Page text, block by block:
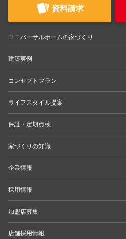
資料請求
ユニバーサルホームの家づくり
建築実例
コンセプトプラン
ライフスタイル提案
保証・定期点検
家づくりの知識
企業情報
採用情報
加盟店募集
店舗採用情報